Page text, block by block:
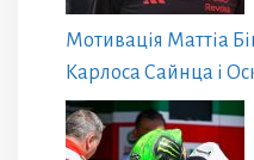
Мотивація Маттіа
Карлоса Сайнца і